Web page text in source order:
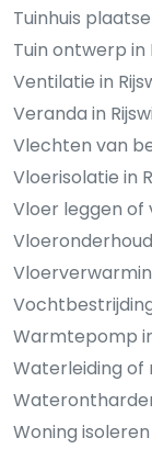
Tuinhuis
Tuin ontwerp in
Ventilatie in
Veranda in
Vlechten van
Vloerisolatie in
Vloer leggen of
Warmtepomp
Waterleiding of
Woning isoleren